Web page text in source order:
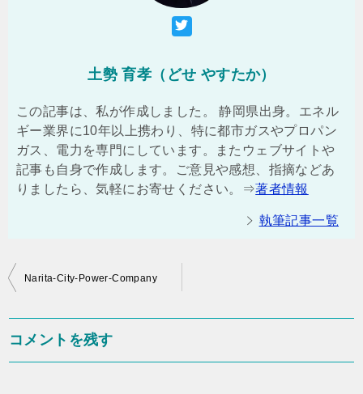
土勢 育孝（どせ やすたか）
この記事は、私が作成しました。 静岡県出身。エネル
ギー業界に10年以上携わり、特に都市ガスやプロパン
ガス、電力を専門にしています。またウェブサイトや
記事も自身で作成します。ご意見や感想、指摘などあ
りましたら、気軽にお寄せください。⇒著者情報
執筆記事一覧
投
Narita-City-Power-Company
コメントを残す